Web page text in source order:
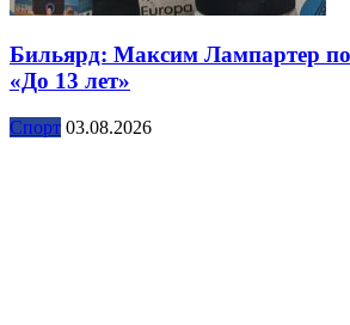
Бильярд: Максим Лампартер
«До 13 лет»
Спорт 03.08.2026